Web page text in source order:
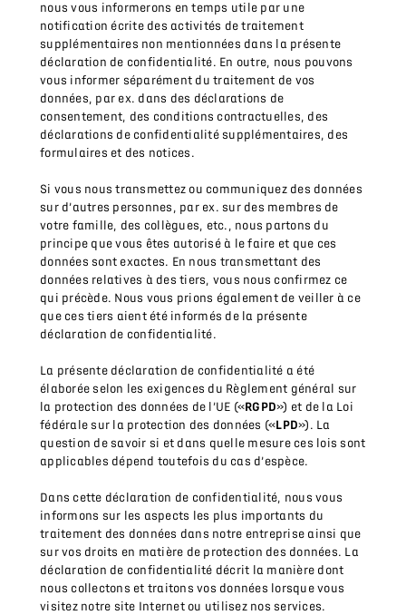
nous vous informerons en temps utile par une
notification écrite des activités de traitement
supplémentaires non mentionnées dans la présente
déclaration de confidentialité. En outre, nous pouvons
vous informer séparément du traitement de vos
données, par ex. dans des déclarations de
consentement, des conditions contractuelles, des
déclarations de confidentialité supplémentaires, des
formulaires et des notices.
Si vous nous transmettez ou communiquez des données
sur d’autres personnes, par ex. sur des membres de
votre famille, des collègues, etc., nous partons du
principe que vous êtes autorisé à le faire et que ces
données sont exactes. En nous transmettant des
données relatives à des tiers, vous nous confirmez ce
qui précède. Nous vous prions également de veiller à ce
que ces tiers aient été informés de la présente
déclaration de confidentialité.
La présente déclaration de confidentialité a été
élaborée selon les exigences du Règlement général sur
la protection des données de l’UE («RGPD») et de la Loi
fédérale sur la protection des données («LPD»). La
question de savoir si et dans quelle mesure ces lois sont
applicables dépend toutefois du cas d’espèce.
Dans cette déclaration de confidentialité, nous vous
informons sur les aspects les plus importants du
traitement des données dans notre entreprise ainsi que
sur vos droits en matière de protection des données. La
déclaration de confidentialité décrit la manière dont
nous collectons et traitons vos données lorsque vous
visitez notre site Internet ou utilisez nos services.